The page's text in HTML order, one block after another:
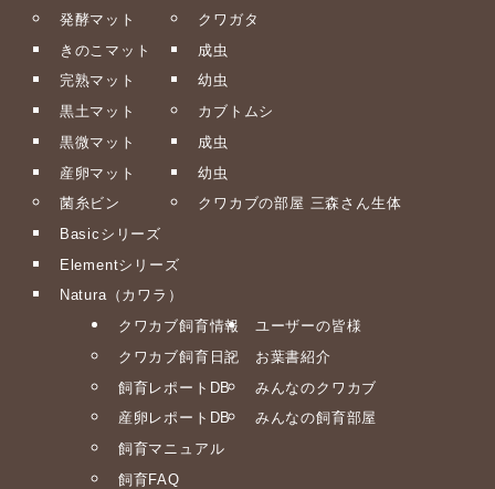
発酵マット
きのこマット
完熟マット
黒土マット
黒微マット
産卵マット
菌糸ビン
Basicシリーズ
Elementシリーズ
Natura（カワラ）
クワガタ
成虫
幼虫
カブトムシ
成虫
幼虫
クワカブの部屋 三森さん生体
クワカブ飼育情報
クワカブ飼育日記
飼育レポートDB
産卵レポートDB
飼育マニュアル
飼育FAQ
ユーザーの皆様
お葉書紹介
みんなのクワカブ
みんなの飼育部屋